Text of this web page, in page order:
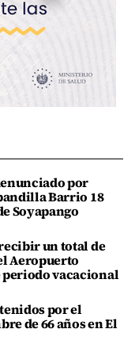
por
Barrio 18
Soyapango
un total de
Aeropuerto
vacacional
por el
de 66 años en El